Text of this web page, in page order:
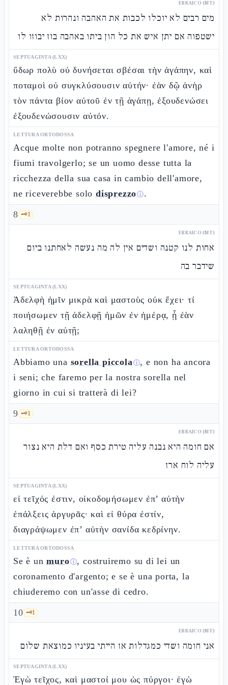
EBRAICO (MT)
מים רבים לא יוכלו לכבות את האהבה ונהרות לא
ישטפוה אם יתן איש את כל הון ביתו באהבה בוז יבוזו לו
SEPTUAGINTA (LXX)
ὕδωρ πολὺ οὐ δυνήσεται σβέσαι τὴν ἀγάπην, καὶ
ποταμοὶ οὐ συγκλύσουσιν αὐτήν· ἐὰν δῷ ἀνὴρ
τὸν πάντα βίον αὐτοῦ ἐν τῇ ἀγάπῃ, ἐξουδενώσει
ἐξουδενώσουσιν αὐτόν.
LETTURA ORTODOSSA
Acque molte non potranno spegnere l'amore, né i
fiumi travolgerlo; se un uomo desse tutta la
ricchezza della sua casa in cambio dell'amore,
ne riceverebbe solodisprezzoⓘ.
8 🗝️1
EBRAICO (MT)
אחות לנו קטנה ושדים אין לה מה נעשה לאחתנו ביום
שידבר בה
SEPTUAGINTA (LXX)
Ἀδελφὴ ἡμῖν μικρὰ καὶ μαστοὺς οὐκ ἔχει· τί
ποιήσωμεν τῇ ἀδελφῇ ἡμῶν ἐν ἡμέρᾳ, ᾗ ἐὰν
λαληθῇ ἐν αὐτῇ;
LETTURA ORTODOSSA
Abbiamo una sorella piccolaⓘ, e non ha ancora
i seni; che faremo per la nostra sorella nel
giorno in cui si tratterà di lei?
9 🗝️1
EBRAICO (MT)
אם חומה היא נבנה עליה טירת כסף ואם דלת היא נצור
עליה לוח ארז
SEPTUAGINTA (LXX)
εἰ τεῖχός ἐστιν, οἰκοδομήσωμεν ἐπ’ αὐτὴν
ἐπάλξεις ἀργυρᾶς· καὶ εἰ θύρα ἐστίν,
διαγράψωμεν ἐπ’ αὐτὴν σανίδα κεδρίνην.
LETTURA ORTODOSSA
Se è unmuroⓘ, costruiremo su di lei un
coronamento d'argento; e se è una porta, la
chiuderemo con un'asse di cedro.
10 🗝️1
EBRAICO (MT)
אני חומה ושדי כמגדלות אז הייתי בעיניו כמוצאת שלום
SEPTUAGINTA (LXX)
Ἐγὼ τεῖχος, καὶ μαστοί μου ὡς πύργοι· ἐγὼ